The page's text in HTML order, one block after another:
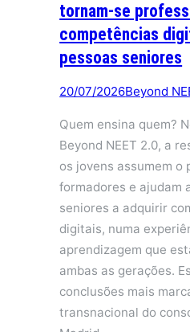
tornam-se
competências
pessoas seniores
20/07/2026Beyond
Quem ensina quem?
Beyond NEET 2.0, a
os jovens assumem o
formadores e ajudam
seniores a adquirir
digitais, numa
aprendizagem que
ambas as gerações.
conclusões mais
transnacional do